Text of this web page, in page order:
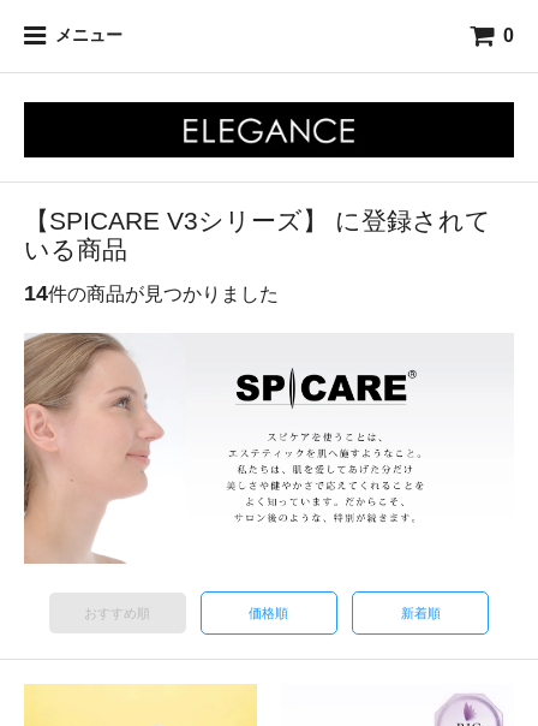
メニュー 0
【SPICARE V3シリーズ】 に登録されて
いる商品
14件の商品が見つかりました
おすすめ順 価格順 新着順